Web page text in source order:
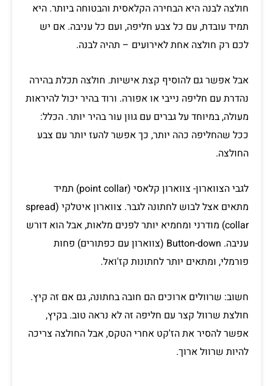
חולצה לבנה היא הבחירה הקלאסית והבטוחה ביותר. היא
תמיד עובדת, עם כל צבע חליפה, ועם כל עניבה. אם יש
לכם רק חולצה אחת לאירועים – תהיה לבנה.
אבל אפשר גם להוסיף קצת אישיות. חולצה תכלת בהירה
נהדרת עם חליפה נייבי או אפורה. ורוד בהיר יכול להיראות
מעולה, במיוחד על גברים עם גוון עור בהיר יותר. הכלל:
ככל שהחליפה כהה יותר, כך אפשר להעז יותר עם צבע
החולצה.
לגבי הצווארון- צווארון קלאסי (point collar) תמיד
מתאים אצל לבוש לחתונה לגבר. צווארון איטלקי (spread
collar) מודרני ומחמיא יותר לפנים מלאות, אבל הוא דורש
עניבה. Button-down (צווארון עם כפתורים) פחות
פורמלי, ומתאים יותר לחתונות קז'ואל.
חשוב: שרוולים ארוכים הם חובה בחתונה, גם אם זה קיץ.
חולצת שרוול קצר עם חליפה זה לא נראה טוב. בקיץ,
אפשר להסיר את הז'קט אחרי הטקס, אבל החולצה צריכה
להיות שרוול ארוך.